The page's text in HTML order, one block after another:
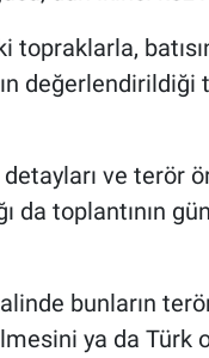
topraklarla,
değerlendirildiği
ve terör
da toplantının
bunların
ya da Türk